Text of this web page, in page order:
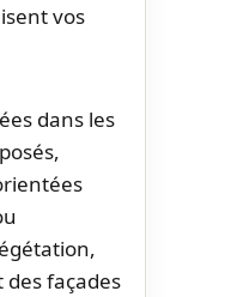
vos
dans les
façades